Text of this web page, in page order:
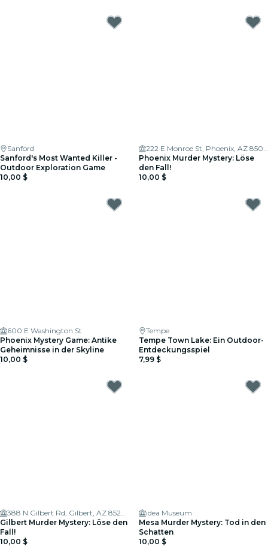
Sanford
Sanford's Most Wanted Killer -
Outdoor Exploration Game
10,00 $
222 E Monroe St, Phoenix, AZ 85004, USA
Phoenix Murder Mystery: Löse
den Fall!
10,00 $
600 E Washington St
Phoenix Mystery Game: Antike
Geheimnisse in der Skyline
10,00 $
Tempe
Tempe Town Lake: Ein Outdoor-
Entdeckungsspiel
7,99 $
388 N Gilbert Rd, Gilbert, AZ 85233, USA
Gilbert Murder Mystery: Löse den
Fall!
10,00 $
idea Museum
Mesa Murder Mystery: Tod in den
Schatten
10,00 $